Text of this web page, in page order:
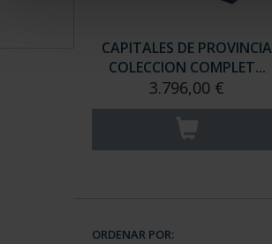
CAPITALES DE PROVINCIA
COLECCION COMPLET...
3.796,00 €
ORDENAR POR: